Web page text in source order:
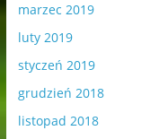
marzec 2019
luty 2019
styczeń 2019
grudzień 2018
listopad 2018